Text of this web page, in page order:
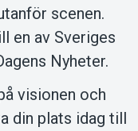
scenen.
en av Sveriges
Nyheter.
visionen och
din plats idag till